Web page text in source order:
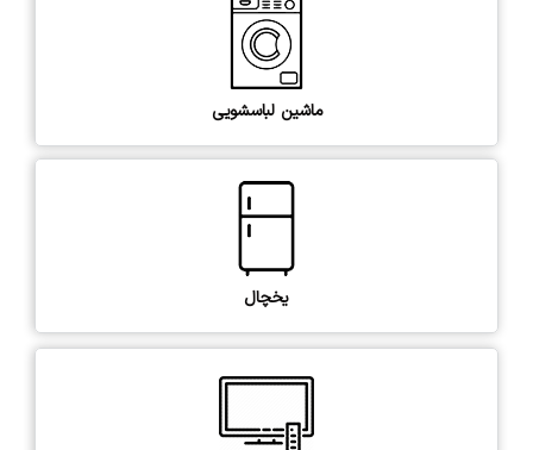
ماشین لباسشویی
یخچال